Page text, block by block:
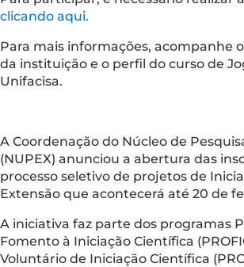
clicando aqui.
Para mais informações, acompanhe
da instituição e o perfil do curso de
Unifacisa.
A Coordenação do Núcleo de
(NUPEX) anunciou a abertura das
processo seletivo de projetos de
Extensão que acontecerá até 20 de
A iniciativa faz parte dos programas
Fomento à Iniciação Científica
Voluntário de Iniciação Científica